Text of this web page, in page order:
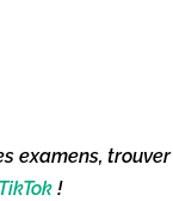
examens,
TikTok !